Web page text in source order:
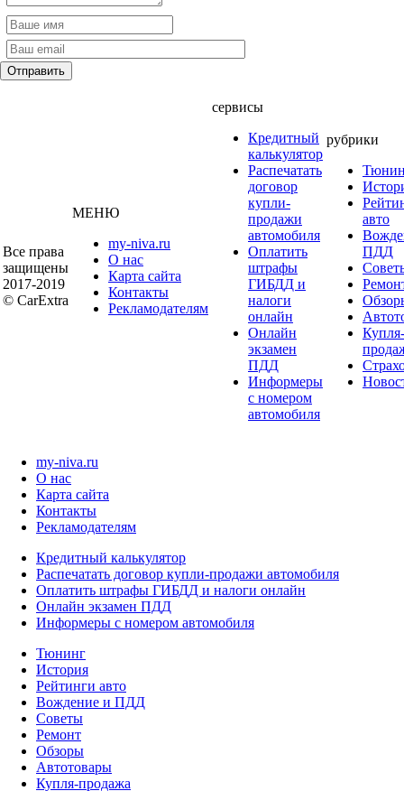
Все права
защищены
2017-2019
© CarExtra
МЕНЮ
my-niva.ru
О нас
Карта сайта
Контакты
Рекламодателям
сервисы
Кредитный
калькулятор
Распечатать
договор
купли-
продажи
автомобиля
Оплатить
штрафы
ГИБДД и
налоги
онлайн
Онлайн
экзамен
ПДД
Информеры
с номером
автомобиля
рубрики
авто
ПДД
Купля-
my-niva.ru
О нас
Карта сайта
Контакты
Рекламодателям
Кредитный калькулятор
Распечатать договор купли-продажи автомобиля
Оплатить штрафы ГИБДД и налоги онлайн
Онлайн экзамен ПДД
Информеры с номером автомобиля
Тюнинг
История
Рейтинги авто
Вождение и ПДД
Советы
Ремонт
Обзоры
Автотовары
Купля-продажа